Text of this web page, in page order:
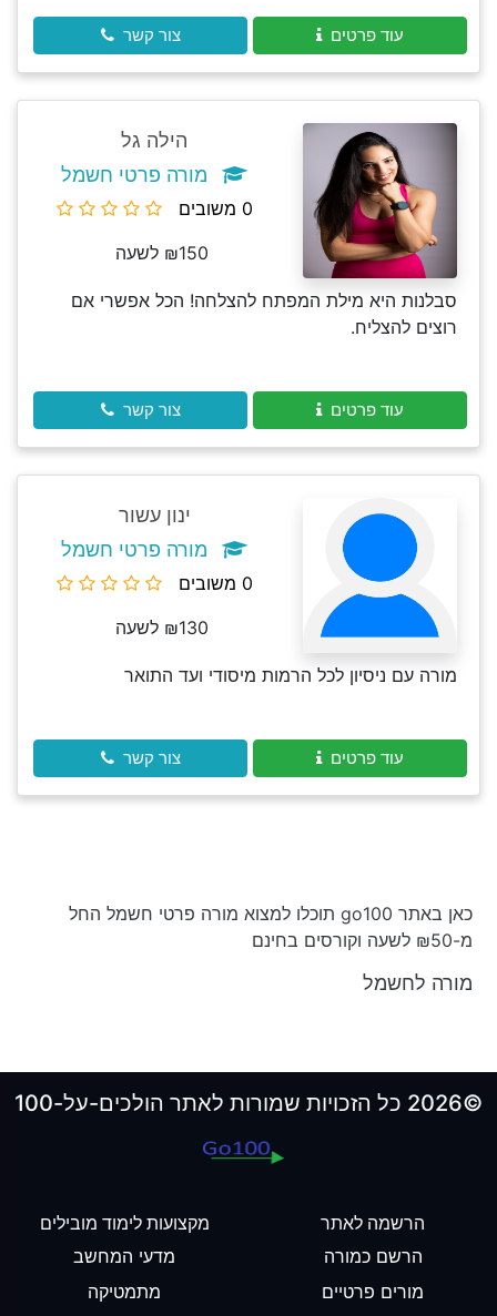
עוד פרטים צור קשר
הילה גל
מורה פרטי חשמל
0 משובים
₪150 לשעה
סבלנות היא מילת המפתח להצלחה! הכל אפשרי אם
רוצים להצליח.
עוד פרטים צור קשר
ינון עשור
מורה פרטי חשמל
0 משובים
₪130 לשעה
מורה עם ניסיון לכל הרמות מיסודי ועד התואר
עוד פרטים צור קשר
כאן באתר go100 תוכלו למצוא מורה פרטי חשמל החל
מ-₪50 לשעה וקורסים בחינם
מורה לחשמל
©2026 כל הזכויות שמורות לאתר הולכים-על-100
הרשמה לאתר
הרשם כמורה
מורים פרטיים
מקצועות לימוד מובילים
מדעי המחשב
מתמטיקה